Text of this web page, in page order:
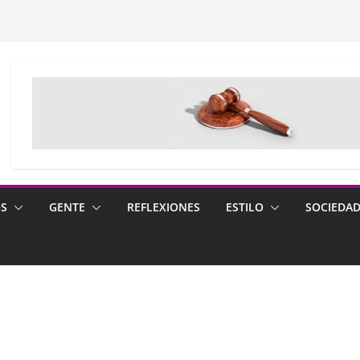
GENTE REFLEXIONES ESTILO SOCIEDAD